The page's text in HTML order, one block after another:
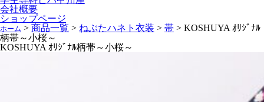
会社概要
ショップページ
ホーム > 商品一覧 > ねぶたハネト衣装 > 帯 > KOSHUYA ｵﾘｼﾞﾅﾙ
柄帯～小桜～
KOSHUYA ｵﾘｼﾞﾅﾙ柄帯～小桜～